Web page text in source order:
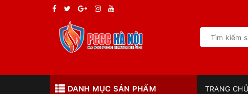
DANH MỤC SẢN PHẨM TRANG CHỦ